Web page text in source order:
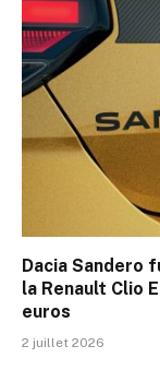
Dacia Sandero
la Renault Clio
euros
2 juillet 2026